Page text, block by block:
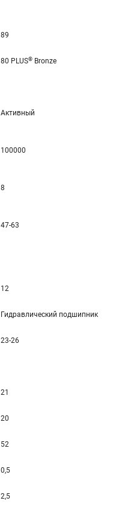
89
80 PLUS® Bronze
Активный
100000
8
47-63
12
Гидравлический подшипник
23-26
21
20
52
0,5
2,5